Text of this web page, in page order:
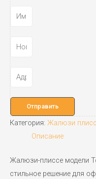
Отправить
Категория: Жалюзи
Описание
Жалюзи-плиссе модели
стильное решение для